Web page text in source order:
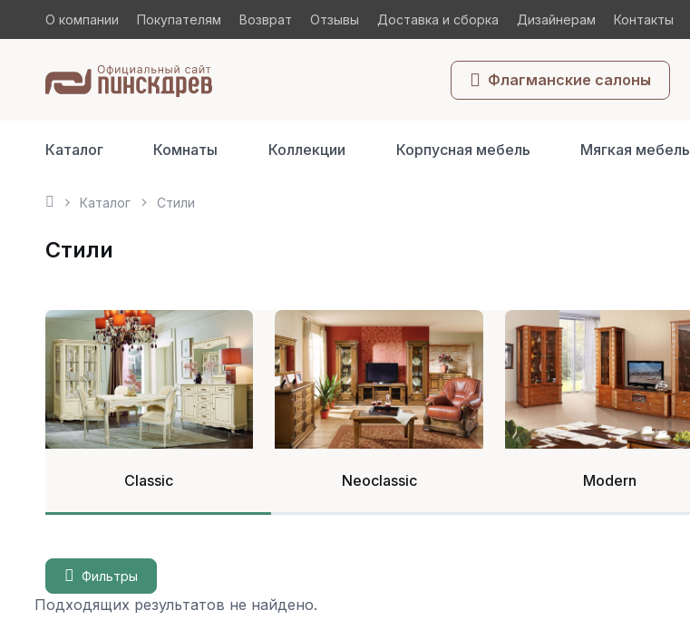
О компании Покупателям Возврат Отзывы Доставка и сборка Дизайнерам Контакты
Флагманские салоны
Каталог Комнаты Коллекции Корпусная мебель Мягкая мебель
Каталог Стили
Стили
Classic Neoclassic Modern
Фильтры
Подходящих результатов не найдено.